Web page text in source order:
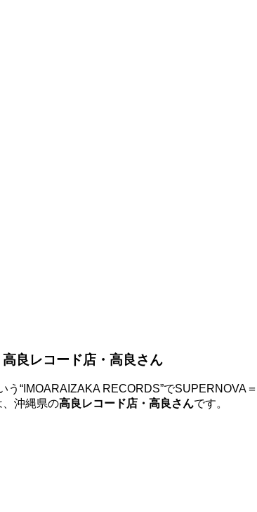
良レコード店・高良さん
“IMOARAIZAKA RECORDS”で
沖縄県の高良レコード店・高良さんです。